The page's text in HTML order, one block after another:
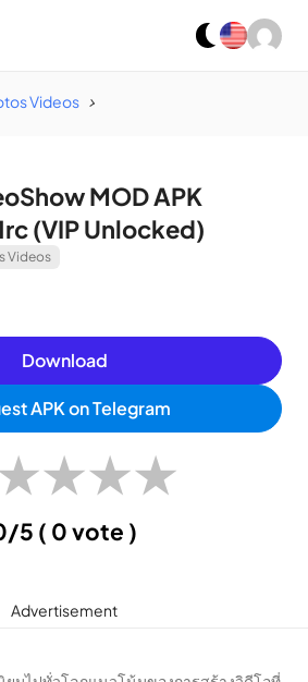
Videos
MOD APK
(VIP Unlocked)
Videos
Download
APK on Telegram
★★★★
5 ( 0 vote )
Advertisement